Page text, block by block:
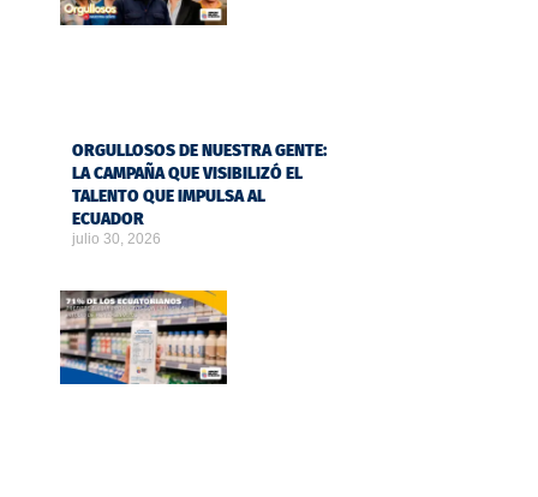
ORGULLOSOS DE NUESTRA GENTE:
LA CAMPAÑA QUE VISIBILIZÓ EL
TALENTO QUE IMPULSA AL
ECUADOR
julio 30, 2026